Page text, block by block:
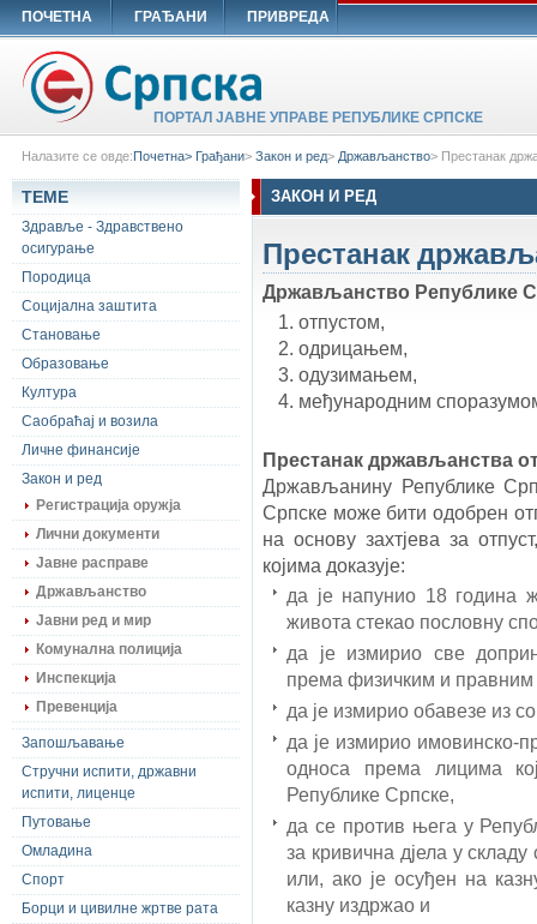
ПОЧЕТНА ГРАЂАНИ ПРИВРЕДА
ПОРТАЛ ЈАВНЕ УПРАВЕ РЕПУБЛИКЕ СРПСКЕ
Налазите се овде:Почетна> Грађани> Закон и ред> Држављанство> Престанак
ЗАКОН И РЕД
Престанак
Држављанство Републике
отпустом,
одрицањем,
одузимањем,
међународним
Престанак држављанства
Држављанину Републике
Српске може бити одобрен
на основу захтјева за
којима доказује:
да је напунио 18 година
живота стекао пословну
да је измирио све
према физичким и правним
да је измирио обавезе из
да је измирио имовинско-
односа према лицима
Републике Српске,
да се против њега у
за кривична дјела у
или, ако је осуђен на
казну издржао и
ТЕМЕ
Здравље - Здравствено
осигурање
Породица
Социјална заштита
Становање
Образовање
Култура
Саобраћај и возила
Личне финансије
Закон и ред
Регистрација оружја
Лични документи
Јавне расправе
Држављанство
Јавни ред и мир
Комунална полиција
Инспекција
Превенција
Запошљавање
Стручни испити, државни
испити, лиценце
Путовање
Омладина
Спорт
Борци и цивилне жртве рата